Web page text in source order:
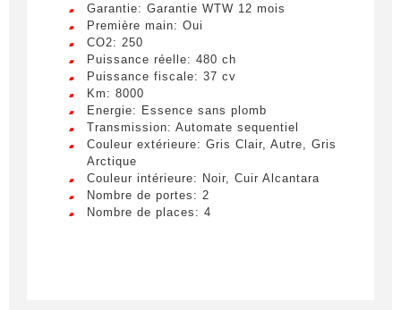
Garantie: Garantie WTW 12 mois
Première main: Oui
CO2: 250
Puissance réelle: 480 ch
Puissance fiscale: 37 cv
Km: 8000
Energie: Essence sans plomb
Transmission: Automate sequentiel
Couleur extérieure: Gris Clair, Autre, Gris
Arctique
Couleur intérieure: Noir, Cuir Alcantara
Nombre de portes: 2
Nombre de places: 4